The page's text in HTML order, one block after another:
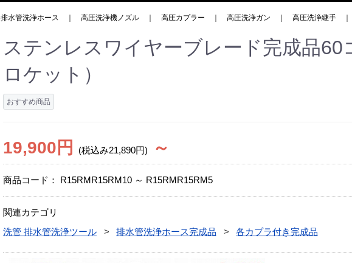
排水管洗浄ホース 高圧洗浄機ノズル 高圧カプラー 高圧洗浄ガン 高圧洗浄継手
ステンレスワイヤーブレード完成品
ロケット）
おすすめ商品
19,900円 (税込み21,890円) ～
商品コード： R15RMR15RM10 ～ R15RMR15RM5
関連カテゴリ
洗管 排水管洗浄ツール
排水管洗浄ホース完成品 各カプラ付き完成品